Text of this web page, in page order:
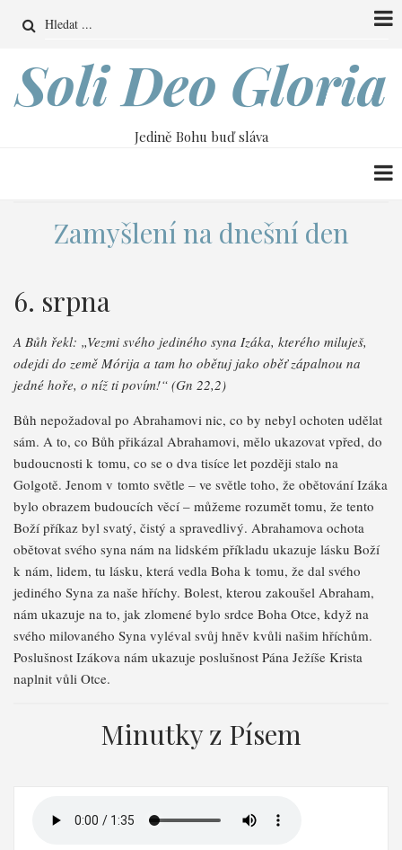
obsahu
Search
Soli Deo Gloria
Jedině Bohu buď sláva
Zamyšlení na dnešní den
6. srpna
A Bůh řekl: „Vezmi svého jediného syna Izáka, kterého miluješ,
odejdi do země Mórija a tam ho obětuj jako oběť zápalnou na
jedné hoře, o níž ti povím!“ (Gn 22,2)
Bůh nepožadoval po Abrahamovi nic, co by nebyl ochoten udělat
sám. A to, co Bůh přikázal Abrahamovi, mělo ukazovat vpřed, do
budoucnosti k tomu, co se o dva tisíce let později stalo na
Golgotě. Jenom v tomto světle – ve světle toho, že obětování Izáka
bylo obrazem budoucích věcí – můžeme rozumět tomu, že tento
Boží příkaz byl svatý, čistý a spravedlivý. Abrahamova ochota
obětovat svého syna nám na lidském příkladu ukazuje lásku Boží
k nám, lidem, tu lásku, která vedla Boha k tomu, že dal svého
jediného Syna za naše hříchy. Bolest, kterou zakoušel Abraham,
nám ukazuje na to, jak zlomené bylo srdce Boha Otce, když na
svého milovaného Syna vyléval svůj hněv kvůli našim hříchům.
Poslušnost Izákova nám ukazuje poslušnost Pána Ježíše Krista
naplnit vůli Otce.
Minutky z Písem